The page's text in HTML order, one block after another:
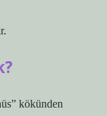
kökünden